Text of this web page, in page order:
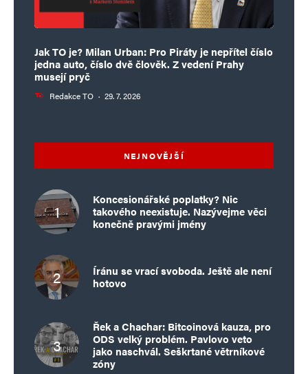
Jak TO je? Milan Urban: Pro Piráty je nepřítel číslo
jedna auto, číslo dvě člověk. Z vedení Prahy
musejí pryč
Redakce TO · 29. 7. 2026
NEJNOVĚJŠÍ
Koncesionářské poplatky? Nic
takového neexistuje. Nazývejme věci
konečně pravými jmény
Íránu se vrací svoboda. Ještě ale není
hotovo
Řek a Chachar: Bitcoinová kauza, pro
ODS velký problém. Pavlovo veto
jako naschvál. Seškrtané větrníkové
zóny